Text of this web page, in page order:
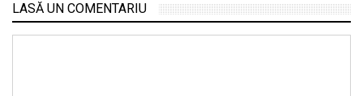
LASĂ UN COMENTARIU